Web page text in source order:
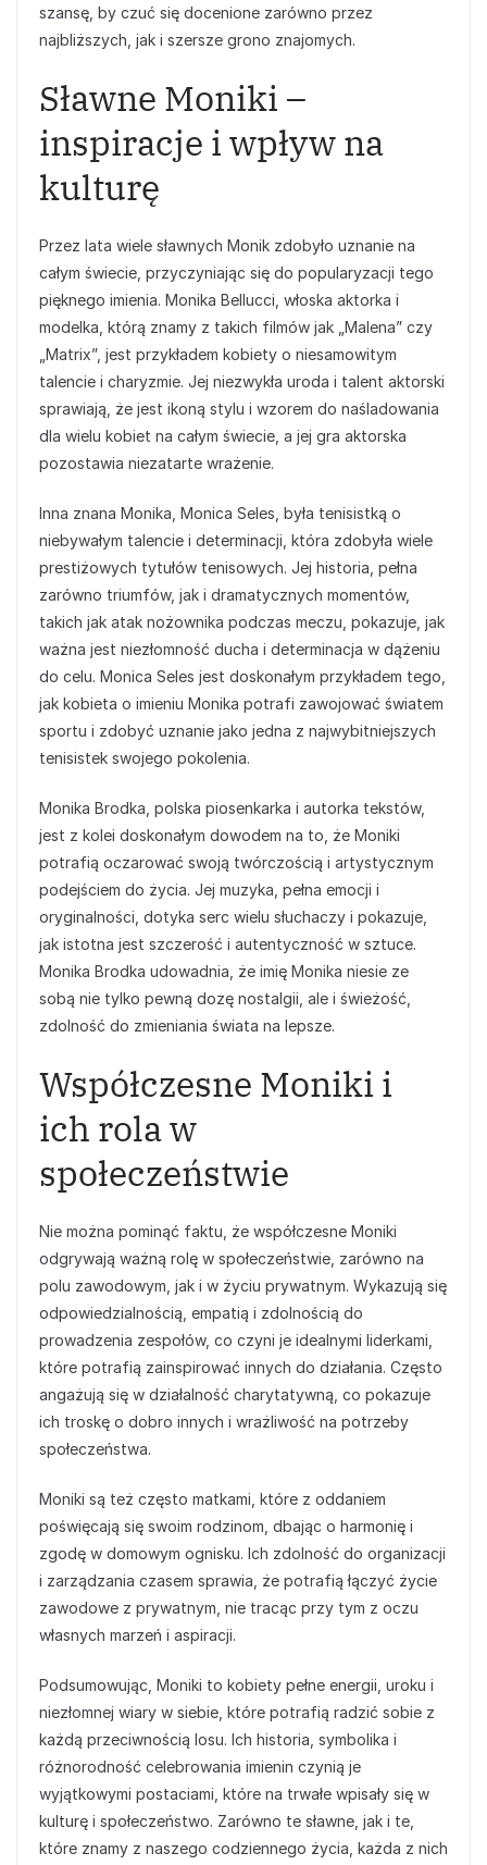
szansę, by czuć się docenione zarówno przez
najbliższych, jak i szersze grono znajomych.
Sławne Moniki –
inspiracje i wpływ na
kulturę
Przez lata wiele sławnych Monik zdobyło uznanie na
całym świecie, przyczyniając się do popularyzacji tego
pięknego imienia. Monika Bellucci, włoska aktorka i
modelka, którą znamy z takich filmów jak „Malena” czy
„Matrix”, jest przykładem kobiety o niesamowitym
talencie i charyzmie. Jej niezwykła uroda i talent aktorski
sprawiają, że jest ikoną stylu i wzorem do naśladowania
dla wielu kobiet na całym świecie, a jej gra aktorska
pozostawia niezatarte wrażenie.
Inna znana Monika, Monica Seles, była tenisistką o
niebywałym talencie i determinacji, która zdobyła wiele
prestiżowych tytułów tenisowych. Jej historia, pełna
zarówno triumfów, jak i dramatycznych momentów,
takich jak atak nożownika podczas meczu, pokazuje, jak
ważna jest niezłomność ducha i determinacja w dążeniu
do celu. Monica Seles jest doskonałym przykładem tego,
jak kobieta o imieniu Monika potrafi zawojować światem
sportu i zdobyć uznanie jako jedna z najwybitniejszych
tenisistek swojego pokolenia.
Monika Brodka, polska piosenkarka i autorka tekstów,
jest z kolei doskonałym dowodem na to, że Moniki
potrafią oczarować swoją twórczością i artystycznym
podejściem do życia. Jej muzyka, pełna emocji i
oryginalności, dotyka serc wielu słuchaczy i pokazuje,
jak istotna jest szczerość i autentyczność w sztuce.
Monika Brodka udowadnia, że imię Monika niesie ze
sobą nie tylko pewną dozę nostalgii, ale i świeżość,
zdolność do zmieniania świata na lepsze.
Współczesne Moniki i
ich rola w
społeczeństwie
Nie można pominąć faktu, że współczesne Moniki
odgrywają ważną rolę w społeczeństwie, zarówno na
polu zawodowym, jak i w życiu prywatnym. Wykazują się
odpowiedzialnością, empatią i zdolnością do
prowadzenia zespołów, co czyni je idealnymi liderkami,
które potrafią zainspirować innych do działania. Często
angażują się w działalność charytatywną, co pokazuje
ich troskę o dobro innych i wrażliwość na potrzeby
społeczeństwa.
Moniki są też często matkami, które z oddaniem
poświęcają się swoim rodzinom, dbając o harmonię i
zgodę w domowym ognisku. Ich zdolność do organizacji
i zarządzania czasem sprawia, że potrafią łączyć życie
zawodowe z prywatnym, nie tracąc przy tym z oczu
własnych marzeń i aspiracji.
Podsumowując, Moniki to kobiety pełne energii, uroku i
niezłomnej wiary w siebie, które potrafią radzić sobie z
każdą przeciwnością losu. Ich historia, symbolika i
różnorodność celebrowania imienin czynią je
wyjątkowymi postaciami, które na trwałe wpisały się w
kulturę i społeczeństwo. Zarówno te sławne, jak i te,
które znamy z naszego codziennego życia, każda z nich